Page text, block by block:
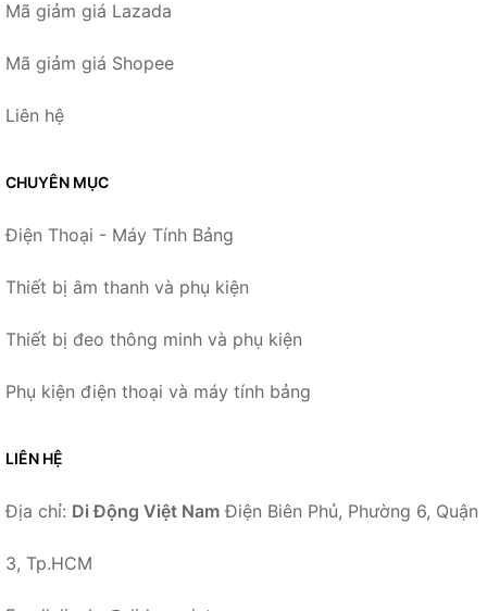
Mã giảm giá Lazada
Mã giảm giá Shopee
Liên hệ
CHUYÊN MỤC
Điện Thoại - Máy Tính Bảng
Thiết bị âm thanh và phụ kiện
Thiết bị đeo thông minh và phụ kiện
Phụ kiện điện thoại và máy tính bảng
LIÊN HỆ
Địa chỉ: Di Động Việt Nam Điện Biên Phủ, Phường 6, Quận
3, Tp.HCM